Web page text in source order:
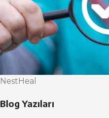
NestHeal
Blog Yazıları